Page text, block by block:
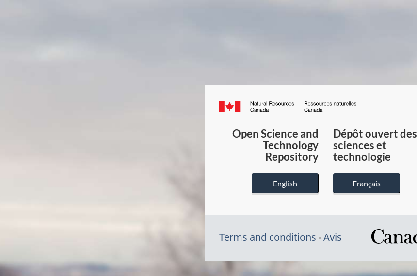
Canada.ca
du
Canada
Open Science and
Technology
Repository
English
Dépôt ouvert des
sciences et
technologie
Français
Terms and conditions Avis